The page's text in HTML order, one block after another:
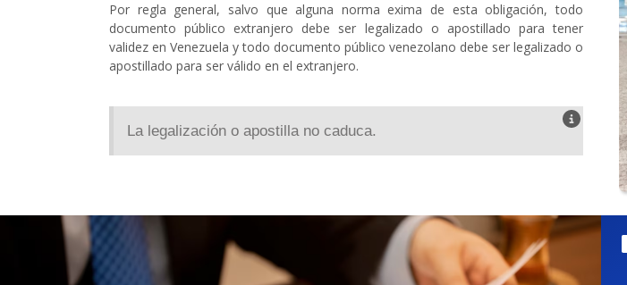
Por regla general, salvo que alguna norma exima de esta obligación, todo
documento público extranjero debe ser legalizado o apostillado para tener
validez en Venezuela y todo documento público venezolano debe ser legalizado o
apostillado para ser válido en el extranjero.
La legalización o apostilla no caduca.